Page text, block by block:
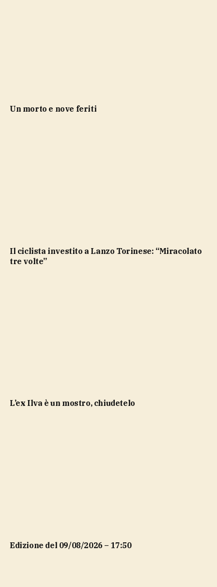
un morto e nove feriti
Il ciclista investito a Lanzo Torinese: “Miracolato
tre volte”
L’ex Ilva è un mostro, chiudetelo
Edizione del 09/08/2026 – 17:50